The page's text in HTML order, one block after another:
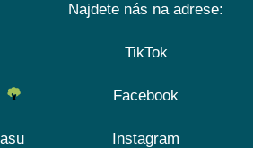
Najdete nás na adrese:
TikTok
Facebook
Instagram